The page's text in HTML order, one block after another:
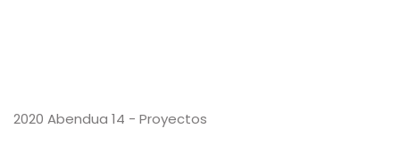
2020 Abendua 14 - Proyectos